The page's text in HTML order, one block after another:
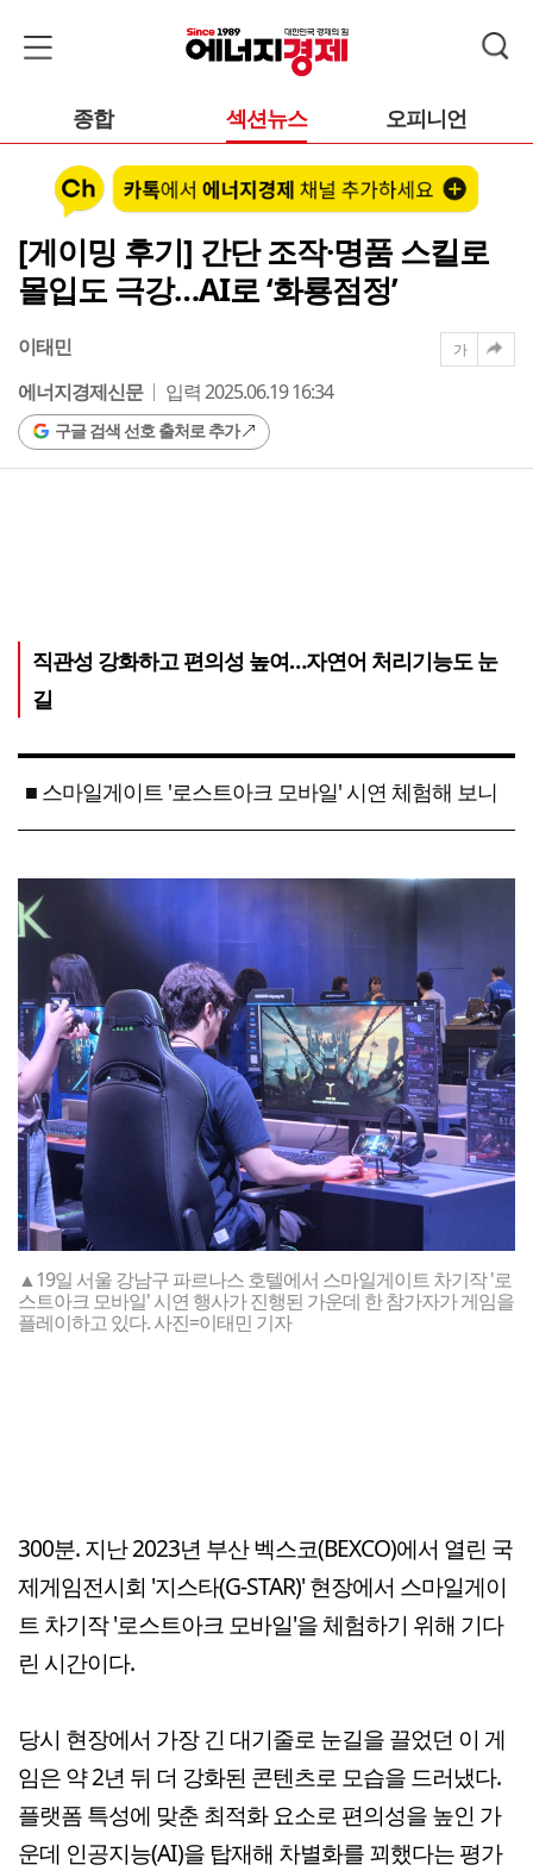
종합 섹션뉴스 오피니언
[게이밍 후기] 간단 조작·명품 스킬로
몰입도 극강…AI로 ‘화룡점정’
이태민
에너지경제신문
입력 2025.06.19 16:34
구글 검색 선호 출처로 추가
가
직관성 강화하고 편의성 높여…자연어 처리기능도 눈
길
■ 스마일게이트 '로스트아크 모바일' 시연 체험해 보니
▲19일 서울 강남구 파르나스 호텔에서 스마일게이트 차기작 '로
스트아크 모바일' 시연 행사가 진행된 가운데 한 참가자가 게임을
플레이하고 있다. 사진=이태민 기자
300분. 지난 2023년 부산 벡스코(BEXCO)에서 열린 국
제게임전시회 '지스타(G-STAR)' 현장에서 스마일게이
트 차기작 '로스트아크 모바일'을 체험하기 위해 기다
린 시간이다.
당시 현장에서 가장 긴 대기줄로 눈길을 끌었던 이 게
임은 약 2년 뒤 더 강화된 콘텐츠로 모습을 드러냈다.
플랫폼 특성에 맞춘 최적화 요소로 편의성을 높인 가
운데 인공지능(AI)을 탑재해 차별화를 꾀했다는 평가